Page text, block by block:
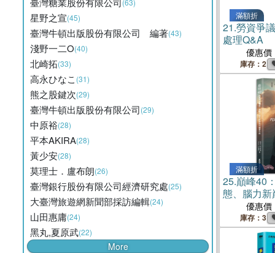
(63)
星野之宣(45)
臺灣牛頓出版股份有限公司 編著(43)
淺野一二O(40)
北崎拓(33)
高永ひなこ (31)
熊之股鍵次(29)
臺灣牛頓出版股份有限公司(29)
中原裕(28)
平本AKIRA(28)
黃少安(28)
莫理士．盧布朗(26)
臺灣銀行股份有限公司經濟研究處(25)
大臺灣旅遊網新聞部採訪編輯(24)
山田惠庸(24)
黑丸,夏原武(22)
More
滿額折
21.勞資爭
處理Q&A
優惠價
庫存：2
滿額折
25.巔峰40
態、腦力
優惠價
庫存：3